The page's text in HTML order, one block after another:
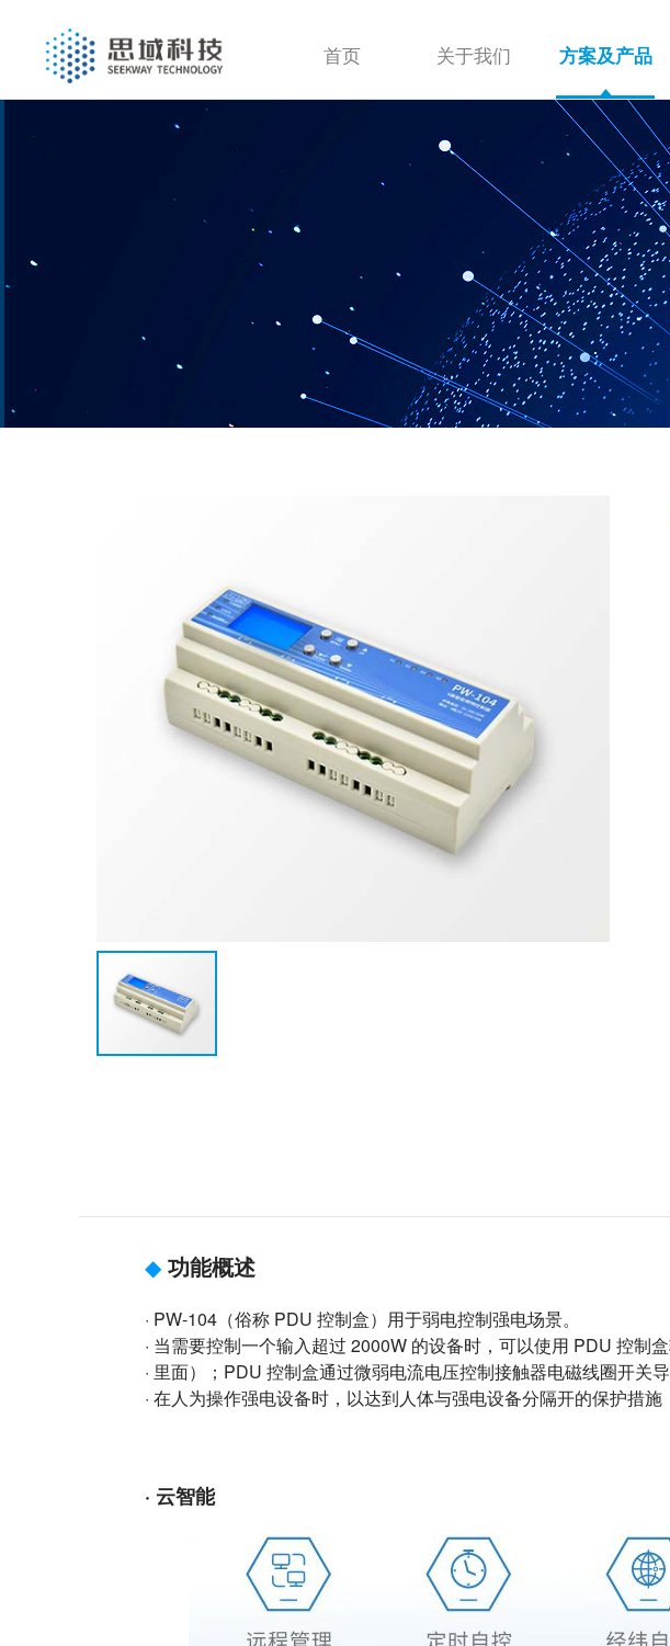
首页 关于我们 方案及产品
◆ 功能概述
· PW-104（俗称 PDU 控制盒）用于弱电控制强电场景。
· 当需要控制一个输入超过 2000W 的设备时，可以使用 PDU 控制
· 里面）；PDU 控制盒通过微弱电流电压控制接触器电磁线圈开关导
· 在人为操作强电设备时，以达到人体与强电设备分隔开的保护措施
· 云智能